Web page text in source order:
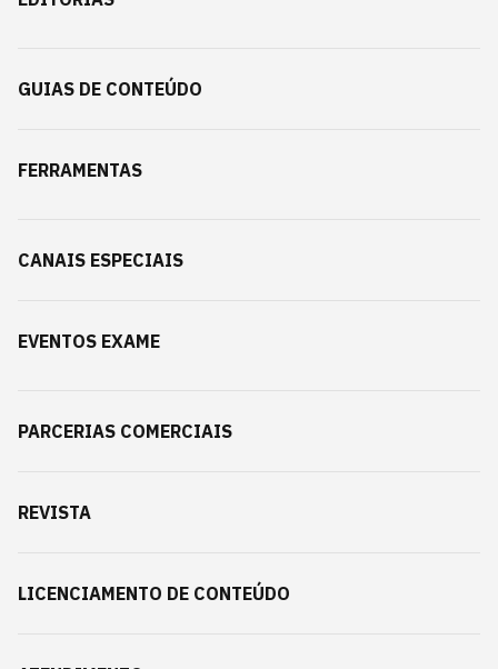
GUIAS DE CONTEÚDO
FERRAMENTAS
CANAIS ESPECIAIS
EVENTOS EXAME
PARCERIAS COMERCIAIS
REVISTA
LICENCIAMENTO DE CONTEÚDO